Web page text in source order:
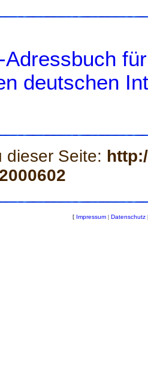
Adressbuch
deutschen
dieser Seite:
[ Impressum | Datenschutz